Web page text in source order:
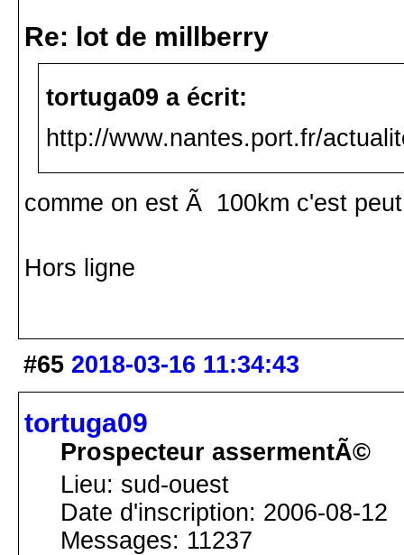
Re: lot de millberry
tortuga09 a écrit:
http://www.nantes.port.fr/
comme on est Ã 100km c'est
Hors ligne
#65 2018-03-16 11:34:43
tortuga09
Prospecteur assermentÃ©
Lieu: sud-ouest
Date d'inscription: 2006-08-12
Messages: 11237